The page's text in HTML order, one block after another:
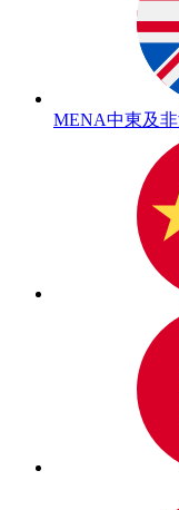
MENA中東及非